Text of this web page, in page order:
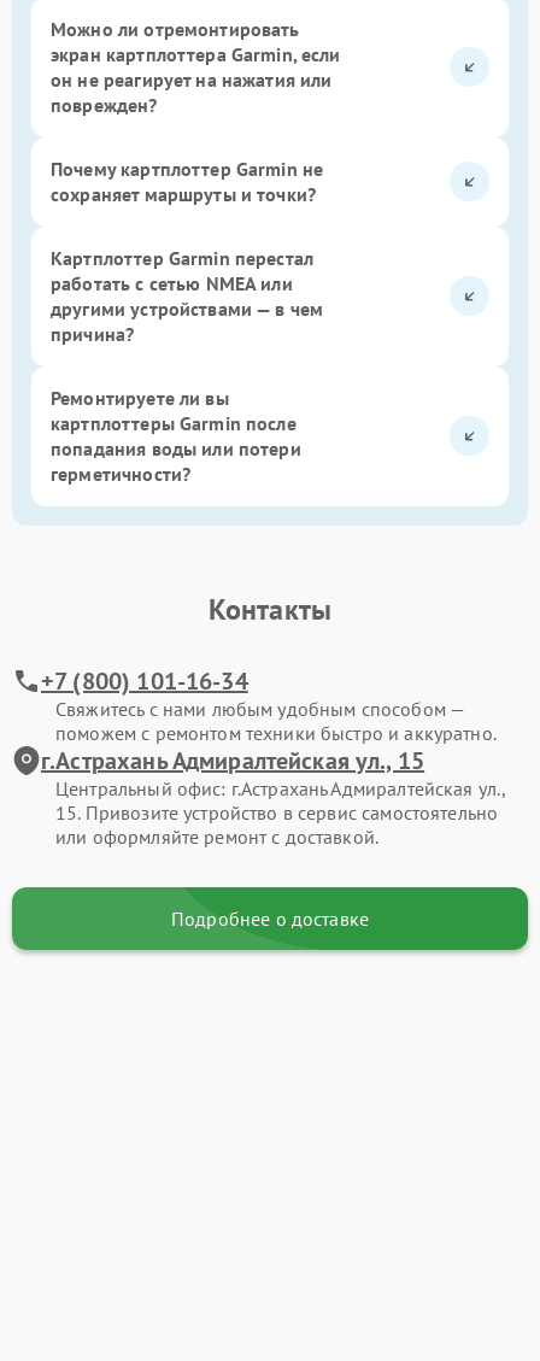
Можно ли отремонтировать
экран картплоттера Garmin, если
он не реагирует на нажатия или
поврежден?
Почему картплоттер Garmin не
сохраняет маршруты и точки?
Картплоттер Garmin перестал
работать с сетью NMEA или
другими устройствами — в чем
причина?
Ремонтируете ли вы
картплоттеры Garmin после
попадания воды или потери
герметичности?
Контакты
+7 (800) 101-16-34
Свяжитесь с нами любым удобным способом —
поможем с ремонтом техники быстро и аккуратно.
г.Астрахань Адмиралтейская ул., 15
Центральный офис: г.Астрахань Адмиралтейская ул.,
15. Привозите устройство в сервис самостоятельно
или оформляйте ремонт с доставкой.
Подробнее о доставке